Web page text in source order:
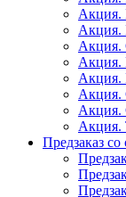
Акция.
Акция.
Акция.
Акция.
Акция.
Акция.
Акция.
Акция.
Предзаказ со